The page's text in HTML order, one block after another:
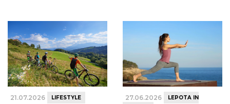
21.07.2026 LIFESTYLE 27.06.2026
LEPOTA IN